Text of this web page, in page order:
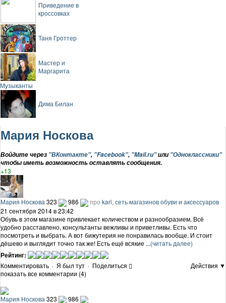
Приведение в
кроссовках
Таня Гроттер
Мастер и
Маргарита
Музыканты
Дима Билан
Мария Носкова
Войдите через "ВКонтакте", "Facebook", "Mail.ru"или "Одноклассники"
чтобы иметь возможность оставлять сообщения.
+13
Мария Носкова323 986 про kari, сеть магазинов обуви и аксессуаров
21 сентября 2014 в 23:42
Обувь в этом магазине привлекает количеством и разнообразием. Всё
удобно расставлено, консультанты вежливы и приветливы. Есть что
посмотреть и выбрать. А вот бижутерия не понравилась вообще. И стоит
дёшево и выглядит точно так же! Есть ещё всякие ...(читать далее)
Рейтинг:
Комментировать · Я был тут · Поделиться
Действия ▼
показать все комментарии (4)
Мария Носкова 323
986